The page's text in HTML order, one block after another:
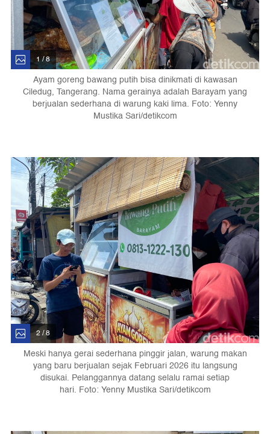
1 / 8
Ayam goreng bawang putih bisa dinikmati di kawasan
Ciledug, Tangerang. Nama gerainya adalah Barayam yang
berjualan sederhana di warung kaki lima. Foto: Yenny
Mustika Sari/detikcom
2 / 8
Meski hanya gerai sederhana pinggir jalan, warung makan
yang baru berjualan sejak Februari 2026 itu langsung
disukai. Pelanggannya datang selalu ramai setiap
hari. Foto: Yenny Mustika Sari/detikcom